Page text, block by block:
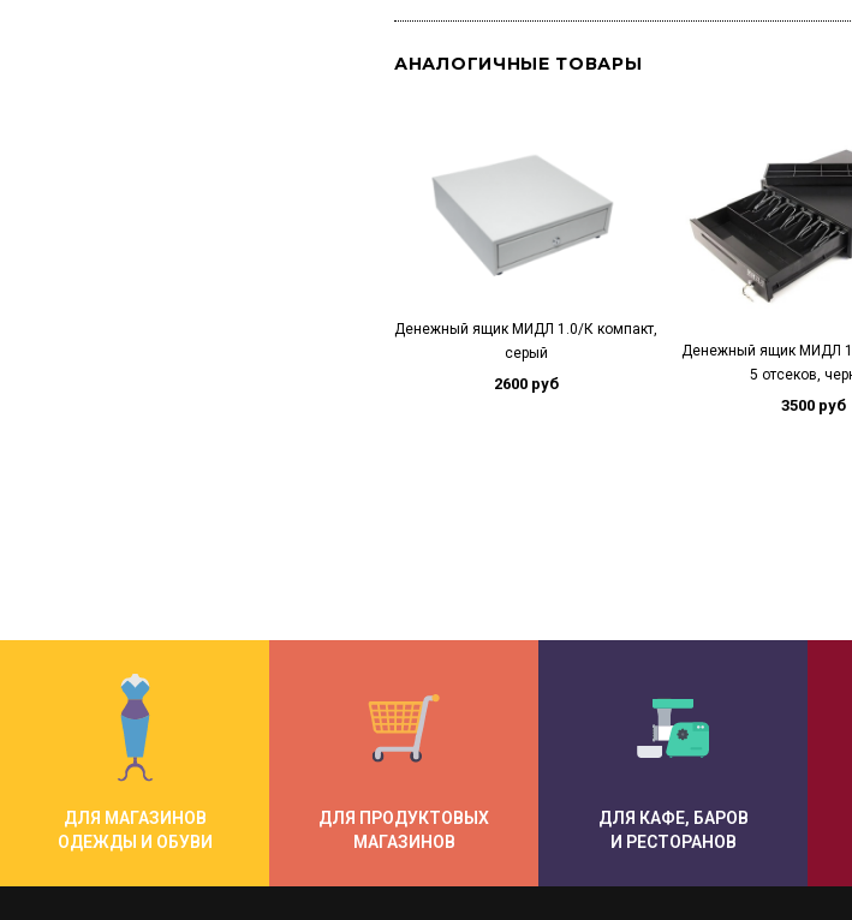
АНАЛОГИЧНЫЕ ТОВАРЫ
Денежный ящик МИДЛ 1.0/К компакт,
серый
2600 руб
Денежный ящик МИДЛ
5 отсеков,
3500 руб
ДЛЯ МАГАЗИНОВ
ОДЕЖДЫ И ОБУВИ
ДЛЯ ПРОДУКТОВЫХ
МАГАЗИНОВ
ДЛЯ КАФЕ, БАРОВ
И РЕСТОРАНОВ